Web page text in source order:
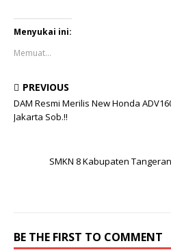
Menyukai ini:
Memuat...
PREVIOUS
DAM Resmi Merilis New Honda
Jakarta Sob.!!
SMKN 8 Kabupaten
BE THE FIRST TO COMMENT